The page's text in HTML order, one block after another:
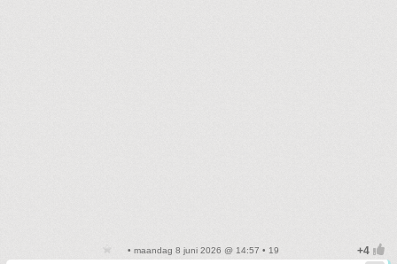
• maandag 8 juni 2026 @ 14:57 • 19